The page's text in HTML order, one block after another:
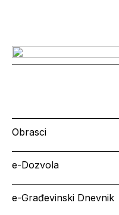
Obrasci
e-Dozvola
e-Građevinski Dnevnik